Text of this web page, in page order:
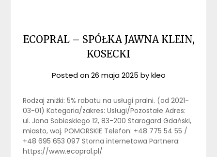
ECOPRAL – SPÓŁKA JAWNA KLEIN,
KOSECKI
Posted on26 maja 2025 bykleo
Rodzaj zniżki: 5% rabatu na usługi pralni. (od 2021-
03-01) Kategoria/zakres: Usługi/Pozostałe Adres:
ul. Jana Sobieskiego 12, 83-200 Starogard Gdański,
miasto, woj. POMORSKIE Telefon: +48 775 54 55 /
+48 695 653 097 Storna internetowa Partnera:
https://www.ecopral.pl/